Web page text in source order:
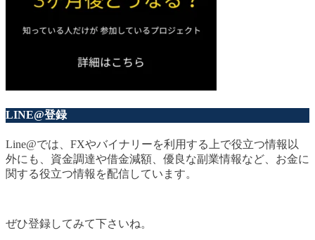
LINE@登録
Line@では、FXやバイナリーを利用する上で役立つ情報以
外にも、資金調達や借金減額、優良な副業情報など、お金に
関する役立つ情報を配信しています。
ぜひ登録してみて下さいね。